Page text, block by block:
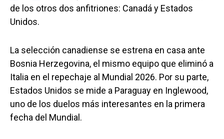
de los otros dos anfitriones: Canadá y Estados
Unidos.
La selección canadiense se estrena en casa ante
Bosnia Herzegovina, el mismo equipo que eliminó a
Italia en el repechaje al Mundial 2026. Por su parte,
Estados Unidos se mide a Paraguay en Inglewood,
uno de los duelos más interesantes en la primera
fecha del Mundial.